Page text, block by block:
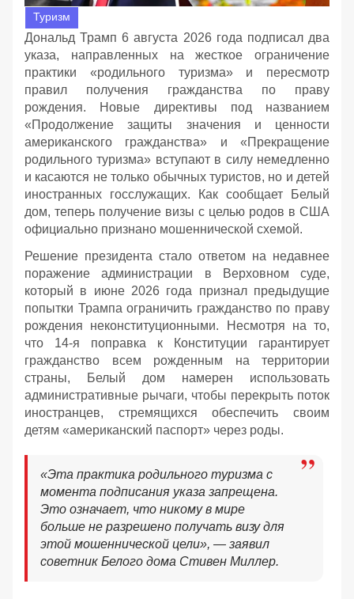
Туризм
Дональд Трамп 6 августа 2026 года подписал два
указа, направленных на жесткое ограничение
практики «родильного туризма» и пересмотр
правил получения гражданства по праву
рождения. Новые директивы под названием
«Продолжение защиты значения и ценности
американского гражданства» и «Прекращение
родильного туризма» вступают в силу немедленно
и касаются не только обычных туристов, но и детей
иностранных госслужащих. Как сообщает Белый
дом, теперь получение визы с целью родов в США
официально признано мошеннической схемой.
Решение президента стало ответом на недавнее
поражение администрации в Верховном суде,
который в июне 2026 года признал предыдущие
попытки Трампа ограничить гражданство по праву
рождения неконституционными. Несмотря на то,
что 14-я поправка к Конституции гарантирует
гражданство всем рожденным на территории
страны, Белый дом намерен использовать
административные рычаги, чтобы перекрыть поток
иностранцев, стремящихся обеспечить своим
детям «американский паспорт» через роды.
«Эта практика родильного туризма с
момента подписания указа запрещена.
Это означает, что никому в мире
больше не разрешено получать визу для
этой мошеннической цели», — заявил
советник Белого дома Стивен Миллер.